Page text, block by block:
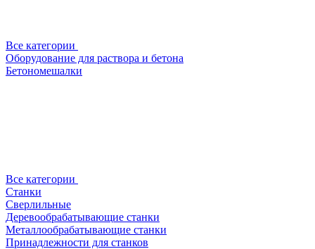
Все категории
Оборудование для раствора и бетона
Бетономешалки
Все категории
Станки
Сверлильные
Деревообрабатывающие станки
Металлообрабатывающие станки
Принадлежности для станков